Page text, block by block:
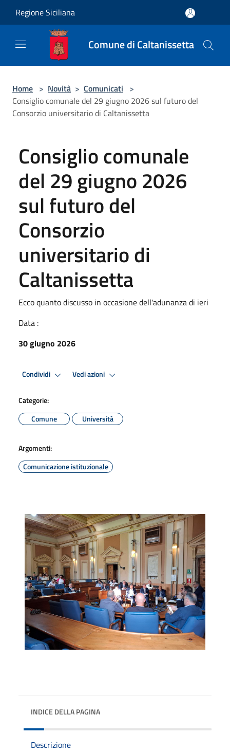
Regione Siciliana
Comune di Caltanissetta
Home > Novità > Comunicati >
Consiglio comunale del 29 giugno 2026 sul futuro del
Consorzio universitario di Caltanissetta
Consiglio comunale
del 29 giugno 2026
sul futuro del
Consorzio
universitario di
Caltanissetta
Ecco quanto discusso in occasione dell'adunanza di ieri
Data :
30 giugno 2026
Condividi Vedi azioni
Categorie:
Comune
Università
Argomenti:
Comunicazione istituzionale
INDICE DELLA PAGINA
Descrizione